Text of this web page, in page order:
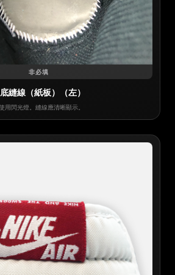
非必填
縫線（紙板）（左）
用閃光燈。縫線應清晰顯示。